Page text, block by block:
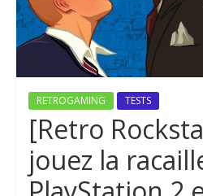
RETROGAMING TESTS
[Retro
jouez la